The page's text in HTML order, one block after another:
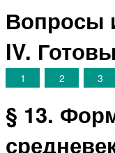
Вопросы
IV.
1 2 3
§ 13.